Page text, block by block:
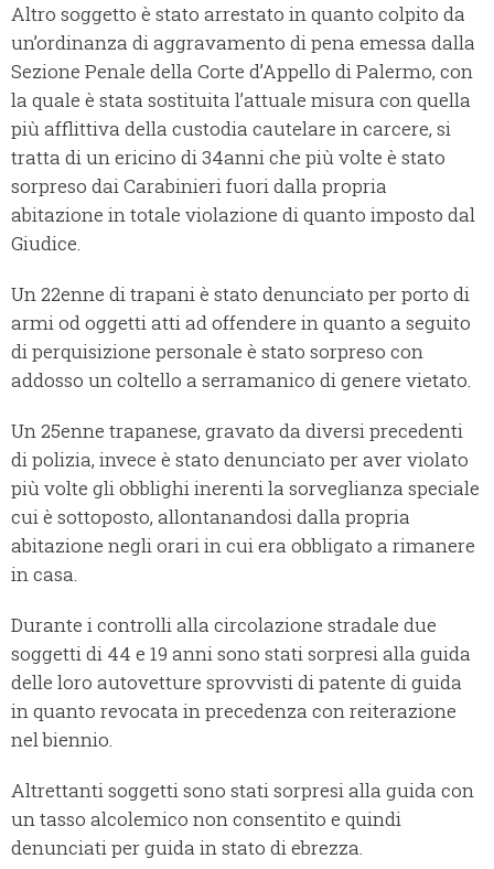
Altro soggetto è stato arrestato in quanto colpito da
un’ordinanza di aggravamento di pena emessa dalla
Sezione Penale della Corte d’Appello di Palermo, con
la quale è stata sostituita l’attuale misura con quella
più afflittiva della custodia cautelare in carcere, si
tratta di un ericino di 34anni che più volte è stato
sorpreso dai Carabinieri fuori dalla propria
abitazione in totale violazione di quanto imposto dal
Giudice.
Un 22enne di trapani è stato denunciato per porto di
armi od oggetti atti ad offendere in quanto a seguito
di perquisizione personale è stato sorpreso con
addosso un coltello a serramanico di genere vietato.
Un 25enne trapanese, gravato da diversi precedenti
di polizia, invece è stato denunciato per aver violato
più volte gli obblighi inerenti la sorveglianza speciale
cui è sottoposto, allontanandosi dalla propria
abitazione negli orari in cui era obbligato a rimanere
in casa.
Durante i controlli alla circolazione stradale due
soggetti di 44 e 19 anni sono stati sorpresi alla guida
delle loro autovetture sprovvisti di patente di guida
in quanto revocata in precedenza con reiterazione
nel biennio.
Altrettanti soggetti sono stati sorpresi alla guida con
un tasso alcolemico non consentito e quindi
denunciati per guida in stato di ebrezza.